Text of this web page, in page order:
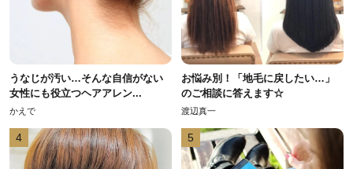
うなじが汚い…そんな自信がない
女性にも役立つヘアアレン...
かえで
お悩み別！「地毛に戻したい…」
のご相談に答えます☆
渡辺真一
4 5